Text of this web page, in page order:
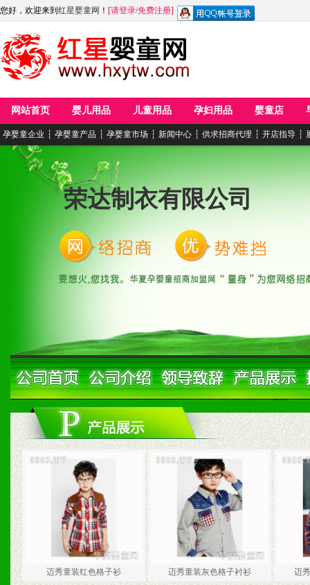
您好，欢迎来到 红星婴童网 ！ [请登录/免费注册]
网站首页 婴儿用品 儿童用品 孕妇用品 婴童店
孕婴童企业 ┆ 孕婴童产品 ┆ 孕婴童市场 ┆ 新闻中心 ┆ 供求招商代理 ┆ 开店指导 ┆
荣达制衣有限公司
迈秀童装红色格子衫 迈秀童装灰色格子衬衫 迈